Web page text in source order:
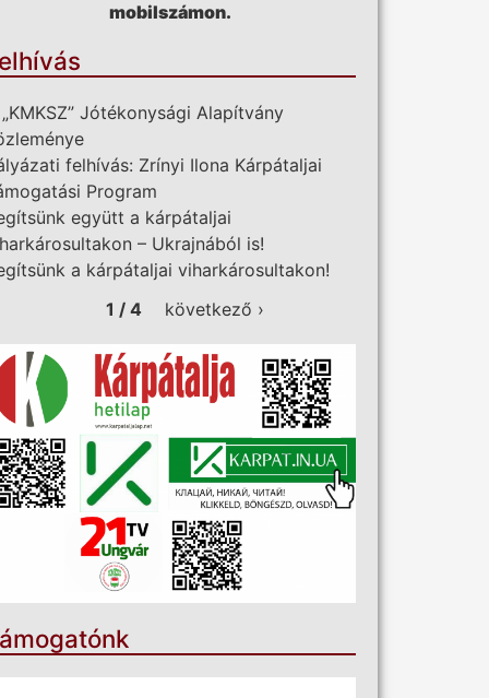
mobilszámon.
Jótékonysági Alapítvány
felhívás: Zrínyi Ilona Kárpátaljai
Program
együtt a kárpátaljai
– Ukrajnából is!
a kárpátaljai viharkárosultakon!
1 / 4
következő ›